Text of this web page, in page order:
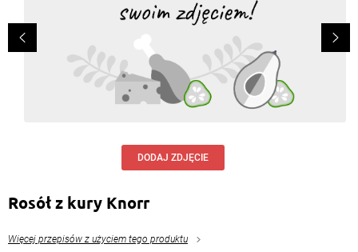
DODAJ ZDJĘCIE
Rosół z kury Knorr
Więcej przepisów z użyciem tego produktu